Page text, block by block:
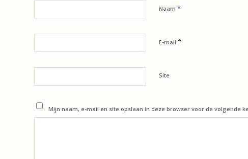
Naam *
E-mail *
Site
Mijn naam, e-mail en site opslaan in deze browser voor de volgende